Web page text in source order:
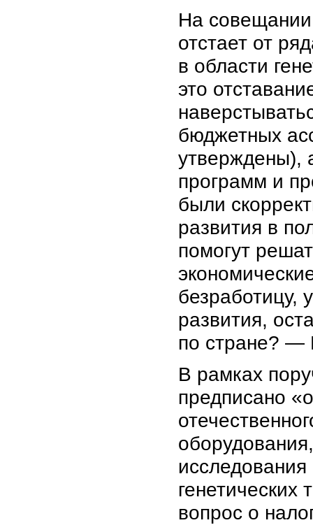
На совещании
отстает от
в области
это
бюджетных
утверждены),
программ и
были
развития в
помогут
безработицу,
развития,
по стране? —
В рамках
предписано
генетических
вопрос о